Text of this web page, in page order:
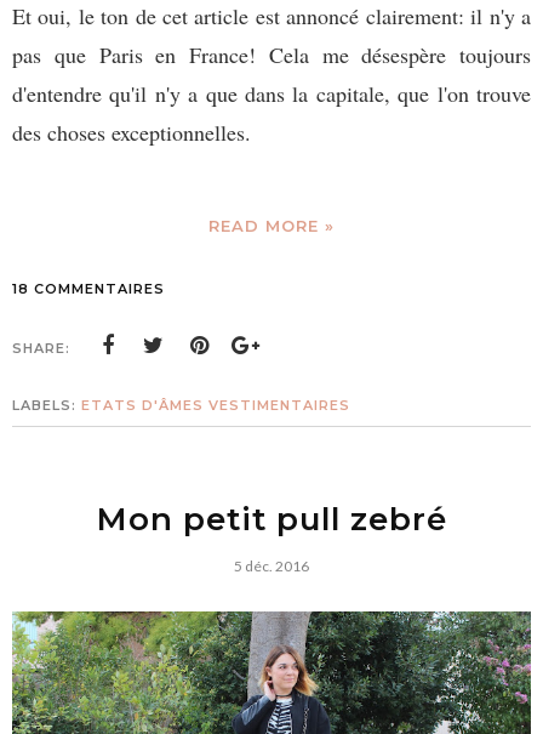
Et oui, le ton de cet article est annoncé clairement: il n'y a
pas que Paris en France! Cela me désespère toujours
d'entendre qu'il n'y a que dans la capitale, que l'on trouve
des choses exceptionnelles.
READ MORE »
18 COMMENTAIRES
SHARE:
LABELS: ETATS D'ÂMES VESTIMENTAIRES
Mon petit pull zebré
5 déc. 2016